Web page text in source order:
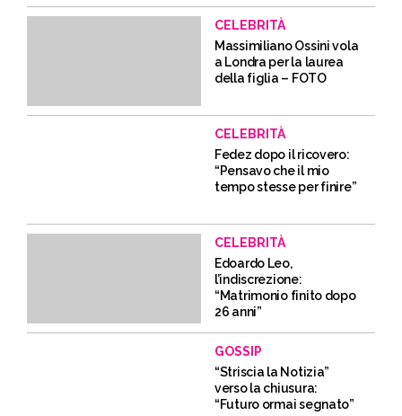
CELEBRITÀ
Massimiliano Ossini vola
a Londra per la laurea
della figlia – FOTO
CELEBRITÀ
Fedez dopo il ricovero:
“Pensavo che il mio
tempo stesse per finire”
CELEBRITÀ
Edoardo Leo,
l’indiscrezione:
“Matrimonio finito dopo
26 anni”
GOSSIP
“Striscia la Notizia”
verso la chiusura:
“Futuro ormai segnato”